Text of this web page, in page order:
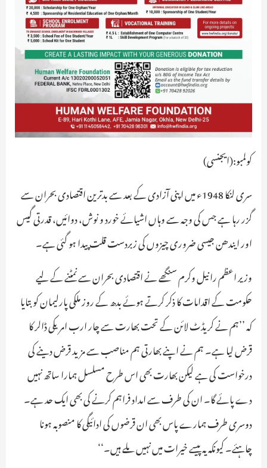
کولمبو:(ایجنسی)
سری لنکا 1948ء میں اپنی آزادی کے بعد سے بدترین اقتصادی بحران سے
گزر رہا ہے جس کی وجہ سے وہاں اشیائے خورد و نوش، دوائیں، قدرتی گیس
اور ایندھن جیسی ضروری چیزوں کی زبردست قلت پیدا ہو گئی ہے۔
وزیر اعظم رانیل وکرم سنگھے نے اقتصادی بحران سے نمٹنے کے لیے
حکومت کے اقدامات کا ذکر کرتے ہوئے بدھ کے روز ملکی پارلیمان کو بتایا
کہ ’’ہم نے کریڈٹ لائن کے تحت بھارت سے چار ارب امریکی ڈالر کا
قرض لیا ہے۔ ہم نے اپنے بھارتی ہم مناصب سے مزید قرض دینے کی
درخواست کی ہے لیکن بھارت بھی اس طرح مسلسل ہمارا ساتھ نہیں
دے پائے گا۔ ان کی طرف سے امداد فراہم کرنے کی بھی ایک حد ہے۔
دوسری طرف ہمارے پاس بھی ان قرضوں کی ادائیگی کا منصوبہ ہونا
چاہئے۔ کیونکہ یہ پیسے خیرات میں نہیں ملے ہیں۔‘‘